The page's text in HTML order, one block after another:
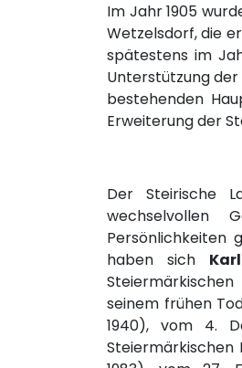
Im Jahr 1905
Wetzelsdorf, die
spätestens im
Unterstützung
bestehenden
Erweiterung der
Der Steirische
wechselvollen
Persönlichkeiten
haben sich
seinem frühen
1940), vom 4.